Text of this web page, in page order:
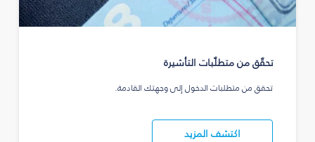
تحقّق من متطلّبات التأشيرة
تحقق من متطلبات الدخول إلى وجهتك القادمة.
اكتشف المزيد